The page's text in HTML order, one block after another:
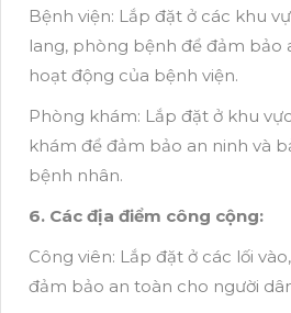
Bệnh viện: Lắp đặt ở các khu
lang, phòng bệnh để đảm bảo
hoạt động của bệnh viện.
Phòng khám: Lắp đặt ở khu
khám để đảm bảo an ninh và
bệnh nhân.
6. Các địa điểm công cộng:
Công viên: Lắp đặt ở các lối
đảm bảo an toàn cho người